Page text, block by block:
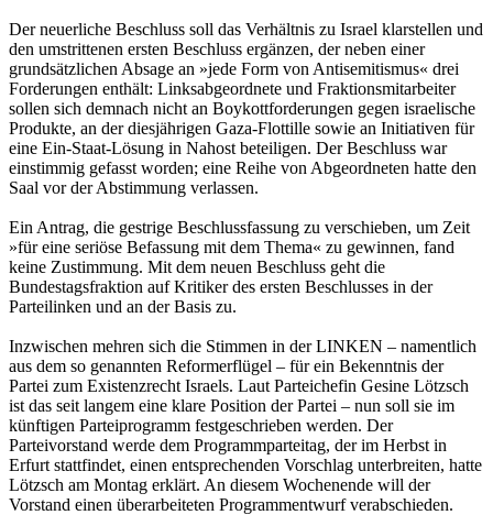
Der neuerliche Beschluss soll das Verhältnis zu Israel klarstellen und
den umstrittenen ersten Beschluss ergänzen, der neben einer
grundsätzlichen Absage an »jede Form von Antisemitismus« drei
Forderungen enthält: Linksabgeordnete und Fraktionsmitarbeiter
sollen sich demnach nicht an Boykottforderungen gegen israelische
Produkte, an der diesjährigen Gaza-Flottille sowie an Initiativen für
eine Ein-Staat-Lösung in Nahost beteiligen. Der Beschluss war
einstimmig gefasst worden; eine Reihe von Abgeordneten hatte den
Saal vor der Abstimmung verlassen.
Ein Antrag, die gestrige Beschlussfassung zu verschieben, um Zeit
»für eine seriöse Befassung mit dem Thema« zu gewinnen, fand
keine Zustimmung. Mit dem neuen Beschluss geht die
Bundestagsfraktion auf Kritiker des ersten Beschlusses in der
Parteilinken und an der Basis zu.
Inzwischen mehren sich die Stimmen in der LINKEN – namentlich
aus dem so genannten Reformerflügel – für ein Bekenntnis der
Partei zum Existenzrecht Israels. Laut Parteichefin Gesine Lötzsch
ist das seit langem eine klare Position der Partei – nun soll sie im
künftigen Parteiprogramm festgeschrieben werden. Der
Parteivorstand werde dem Programmparteitag, der im Herbst in
Erfurt stattfindet, einen entsprechenden Vorschlag unterbreiten, hatte
Lötzsch am Montag erklärt. An diesem Wochenende will der
Vorstand einen überarbeiteten Programmentwurf verabschieden.